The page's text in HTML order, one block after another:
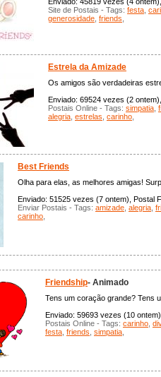
Site de Postais - Tags: festa
generosidade friends
Estrela da Amizade
Os amigos são verdadeiras
Enviado: 69524 vezes (2
Postais Online - Tags: simpatia
alegria estrelas carinho
Best Friends
Olha para elas, as melhores amigas!
Enviado: 51525 vezes (7 ontem), Postal
Enviar Postais - Tags: amizade alegria
carinho
Friendship- Animado
Tens um coração grande? Tens
Enviado: 59693 vezes (10
Postais Online - Tags: carinho
festa friends simpatia